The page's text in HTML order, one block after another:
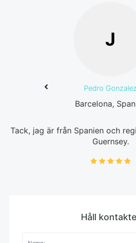
J
Pedro Gonzalez
Barcelona,
Tack, jag är från Spanien och
Guernsey.
Håll